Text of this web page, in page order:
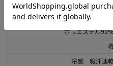
ポリエステル
冷感 吸汗